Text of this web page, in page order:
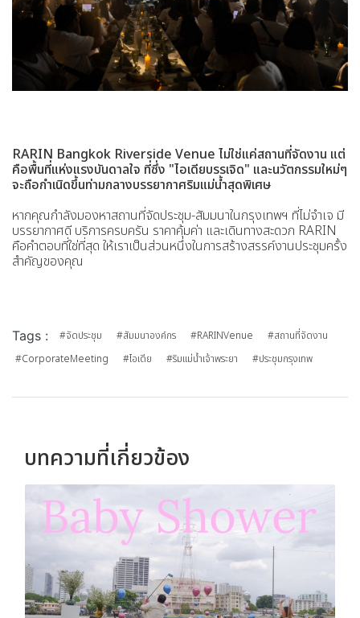
RARIN Bangkok Riverside Venue ไม่ใช่แค่สถานที่จัดงาน แต่
คือพื้นที่แห่งแรงบันดาลใจ ที่ซึ่ง "ไอเดียบรรเจิด" และนวัตกรรมใหม่ๆ
จะถือกำเนิดขึ้นท่ามกลางบรรยากาศริมแม่น้ำสุดพิเศษ
หากคุณกำลังมองหาสถานที่จัดประชุม-สัมมนาในกรุงเทพฯ ที่ไม่จำเจ มี
บรรยากาศดี บริการครบครัน ราคาคุ้มค่า และเดินทางสะดวก RARIN
คือคำตอบที่ใช่ที่สุด ให้เราเป็นส่วนหนึ่งในการสร้างสรรค์งานประชุมครั้ง
สำคัญของคุณ
Tags : #จัดประชุม #สัมมนาองค์กร #RARINVenue
#สถานที่จัดงาน
#CorporateMeeting
#ไอเดีย #ริมแม่น้ำเจ้าพระยา #ประชุมกรุงเทพ
บทความที่เกี่ยวข้อง